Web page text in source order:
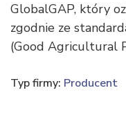
GlobalGAP, który
zgodnie ze
(Good Agricultural
Typ firmy: Producent